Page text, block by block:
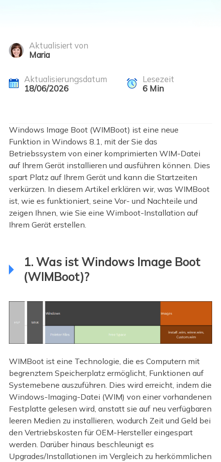
Aktualisiert von
Maria
Aktualisierungsdatum
18/06/2026
Lesezeit
6Min
Windows Image Boot (WIMBoot) ist eine neue
Funktion in Windows 8.1, mit der Sie das
Betriebssystem von einer komprimierten WIM-Datei
auf Ihrem Gerät installieren und ausführen können. Dies
spart Platz auf Ihrem Gerät und kann die Startzeiten
verkürzen. In diesem Artikel erklären wir, was WIMBoot
ist, wie es funktioniert, seine Vor- und Nachteile und
zeigen Ihnen, wie Sie eine Wimboot-Installation auf
Ihrem Gerät erstellen.
1. Was ist Windows Image Boot
(WIMBoot)?
WIMBoot ist eine Technologie, die es Computern mit
begrenztem Speicherplatz ermöglicht, Funktionen auf
Systemebene auszuführen. Dies wird erreicht, indem die
Windows-Imaging-Datei (WIM) von einer vorhandenen
Festplatte gelesen wird, anstatt sie auf neu verfügbaren
leeren Medien zu installieren, wodurch Zeit und Geld bei
den Vertriebskosten für OEM-Hersteller eingespart
werden. Darüber hinaus beschleunigt es
Upgrades/Installationen im Vergleich zu herkömmlichen